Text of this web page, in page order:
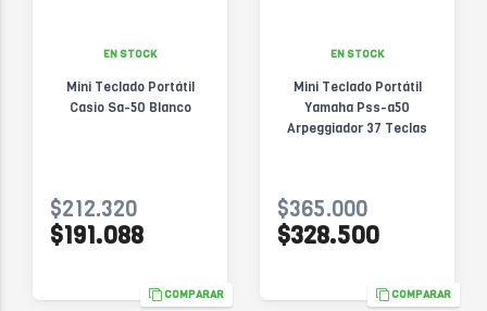
EN STOCK
Mini Teclado Portátil
Casio Sa-50 Blanco
$212.320
$191.088
COMPARAR
EN STOCK
Mini Teclado Portátil
Yamaha Pss-a50
Arpeggiador 37 Teclas
$365.000
$328.500
COMPARAR